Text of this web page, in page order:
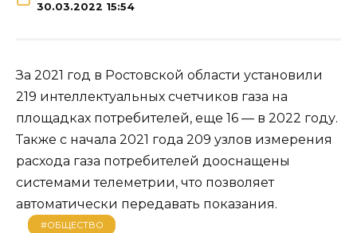
30.03.2022 15:54
За 2021 год в Ростовской области установили
219 интеллектуальных счетчиков газа на
площадках потребителей, еще 16 — в 2022 году.
Также с начала 2021 года 209 узлов измерения
расхода газа потребителей дооснащены
системами телеметрии, что позволяет
автоматически передавать показания.
#ОБЩЕСТВО